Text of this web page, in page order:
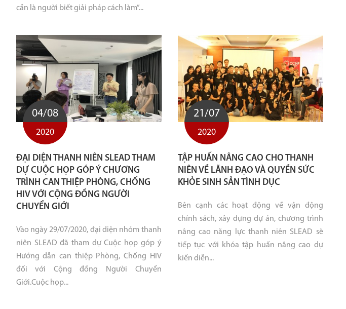
cần là người biết giải pháp cách làm”...
04/08
2020
ĐẠI DIỆN THANH NIÊN SLEAD THAM
DỰ CUỘC HỌP GÓP Ý CHƯƠNG
TRÌNH CAN THIỆP PHÒNG, CHỐNG
HIV VỚI CỘNG ĐỒNG NGƯỜI
CHUYỂN GIỚI
Vào ngày 29/07/2020, đại diện nhóm thanh
niên SLEAD đã tham dự Cuộc họp góp ý
Hướng dẫn can thiệp Phòng, Chống HIV
đối với Cộng đồng Người Chuyển
Giới.Cuộc họp...
21/07
2020
TẬP HUẤN NÂNG CAO CHO THANH
NIÊN VỀ LÃNH ĐẠO VÀ QUYỀN SỨC
KHỎE SINH SẢN TÌNH DỤC
Bên cạnh các hoạt động về vận động
chính sách, xây dựng dự án, chương trình
nâng cao năng lực thanh niên SLEAD sẽ
tiếp tục với khóa tập huấn nâng cao dự
kiến diễn...